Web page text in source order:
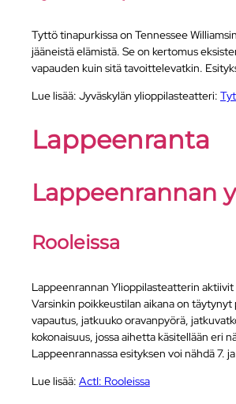
Tyttö tinapurkissa on Tennessee
jääneistä elämistä. Se on kertomus
vapauden kuin sitä tavoittelevatkin.
Lue lisää: Jyväskylän ylioppilasteatteri:
Lappeenranta
Lappeenrannan
Rooleissa
Lappeenrannan Ylioppilasteatterin
Varsinkin poikkeustilan aikana on
vapautus, jatkuuko oravanpyörä,
kokonaisuus, jossa aihetta käsitellään eri
Lappeenrannassa esityksen voi nähdä 7.
Lue lisää: ActI: Rooleissa